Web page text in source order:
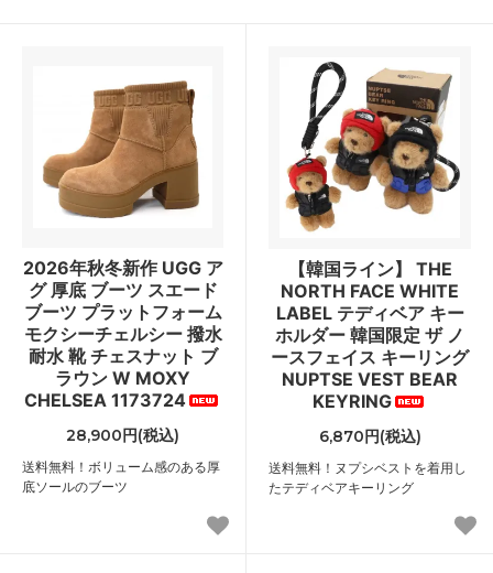
2026年秋冬新作 UGG ア
グ 厚底 ブーツ スエード
ブーツ プラットフォーム
モクシーチェルシー 撥水
耐水 靴 チェスナット ブ
ラウン W MOXY
CHELSEA 1173724
28,900円(税込)
送料無料！ボリューム感のある厚
底ソールのブーツ
【韓国ライン】 THE
NORTH FACE WHITE
LABEL テディベア キー
ホルダー 韓国限定 ザ ノ
ースフェイス キーリング
NUPTSE VEST BEAR
KEYRING
6,870円(税込)
送料無料！ヌプシベストを着用し
たテディベアキーリング